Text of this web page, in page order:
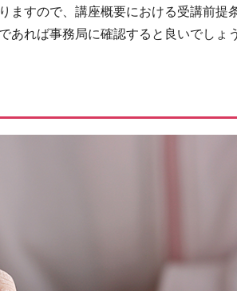
ますので、講座概要における受講前提
あれば事務局に確認すると良いでしょう